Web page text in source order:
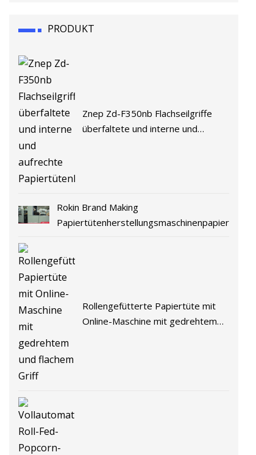
PRODUKT
Znep Zd-F350nb Flachseilgriffe
überfaltete und interne und
Rokin Brand Making
Papiertütenherstellungsmaschinenpapier
Rollengefütterte Papiertüte mit
Online-Maschine mit gedrehtem